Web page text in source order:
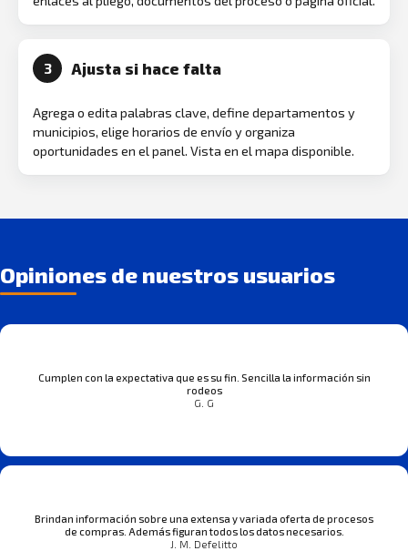
3 Ajusta si hace falta
Agrega o edita palabras clave, define departamentos y
municipios, elige horarios de envío y organiza
oportunidades en el panel. Vista en el mapa disponible.
Opiniones de nuestros usuarios
Cumplen con la expectativa que es su fin. Sencilla la información sin
rodeos
G. G
Brindan información sobre una extensa y variada oferta de procesos
de compras. Además figuran todos los datos necesarios.
J. M. Defelitto